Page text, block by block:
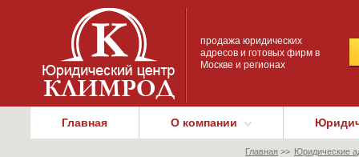
продажа юридических
адресов и готовых фирм в
Москве и регионах
Главная О компании
Главная >> Юридические